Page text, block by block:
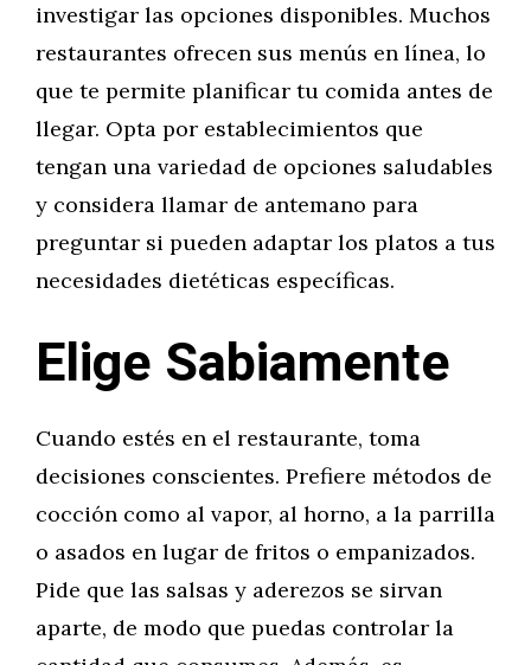
investigar las opciones disponibles. Muchos
restaurantes ofrecen sus menús en línea, lo
que te permite planificar tu comida antes de
llegar. Opta por establecimientos que
tengan una variedad de opciones saludables
y considera llamar de antemano para
preguntar si pueden adaptar los platos a tus
necesidades dietéticas específicas.
Elige Sabiamente
Cuando estés en el restaurante, toma
decisiones conscientes. Prefiere métodos de
cocción como al vapor, al horno, a la parrilla
o asados en lugar de fritos o empanizados.
Pide que las salsas y aderezos se sirvan
aparte, de modo que puedas controlar la